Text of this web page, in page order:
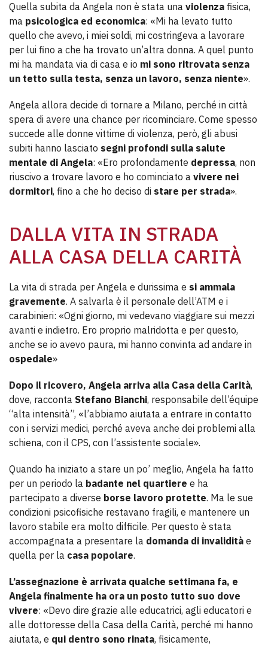
Quella subita da Angela non è stata una violenza fisica,
ma psicologica ed economica: «Mi ha levato tutto
quello che avevo, i miei soldi, mi costringeva a lavorare
per lui fino a che ha trovato un’altra donna. A quel punto
mi ha mandata via di casa e io mi sono ritrovata senza
un tetto sulla testa, senza un lavoro, senza niente».
Angela allora decide di tornare a Milano, perché in città
spera di avere una chance per ricominciare. Come spesso
succede alle donne vittime di violenza, però, gli abusi
subiti hanno lasciato segni profondi sulla salute
mentale di Angela: «Ero profondamente depressa, non
riuscivo a trovare lavoro e ho cominciato a vivere nei
dormitori, fino a che ho deciso di stare per strada».
DALLA VITA IN STRADA
ALLA CASA DELLA CARITÀ
La vita di strada per Angela e durissima e si ammala
gravemente. A salvarla è il personale dell’ATM e i
carabinieri: «Ogni giorno, mi vedevano viaggiare sui mezzi
avanti e indietro. Ero proprio malridotta e per questo,
anche se io avevo paura, mi hanno convinta ad andare in
ospedale»
Dopo il ricovero, Angela arriva alla Casa della Carità,
dove, racconta Stefano Bianchi, responsabile dell’équipe
“alta intensità”, «l’abbiamo aiutata a entrare in contatto
con i servizi medici, perché aveva anche dei problemi alla
schiena, con il CPS, con l’assistente sociale».
Quando ha iniziato a stare un po’ meglio, Angela ha fatto
per un periodo la badante nel quartiere e ha
partecipato a diverse borse lavoro protette. Ma le sue
condizioni psicofisiche restavano fragili, e mantenere un
lavoro stabile era molto difficile. Per questo è stata
accompagnata a presentare la domanda di invalidità e
quella per la casa popolare.
L’assegnazione è arrivata qualche settimana fa, e
Angela finalmente ha ora un posto tutto suo dove
vivere: «Devo dire grazie alle educatrici, agli educatori e
alle dottoresse della Casa della Carità, perché mi hanno
aiutata, e qui dentro sono rinata, fisicamente,